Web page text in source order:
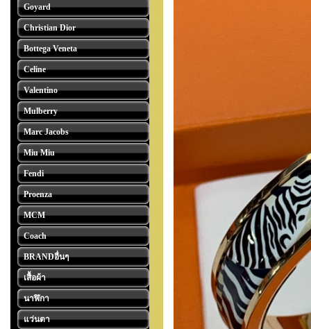
Goyard
Christian Dior
Bottega Veneta
Celine
Valentino
Mulberry
Marc Jacobs
Miu Miu
Fendi
Proenza
MCM
Coach
BRANDอื่นๆ
เสื้อผ้า
นาฬิกา
แว่นตา